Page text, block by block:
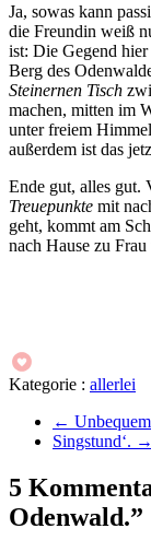
Ja, sowas kann
die Freundin weiß
ist: Die Gegend
Berg des
Steinernen Tisch
machen, mitten im
unter freiem
außerdem ist das
Ende gut, alles gut.
Treuepunkte mit
geht, kommt am
nach Hause zu
Kategorie : allerlei
←
Singstund‘. →
5
Odenwald.”